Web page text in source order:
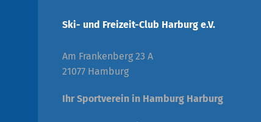
Ski- und Freizeit-Club Harburg e.V.
Am Frankenberg 23 A
21077 Hamburg
Ihr Sportverein in Hamburg Harburg